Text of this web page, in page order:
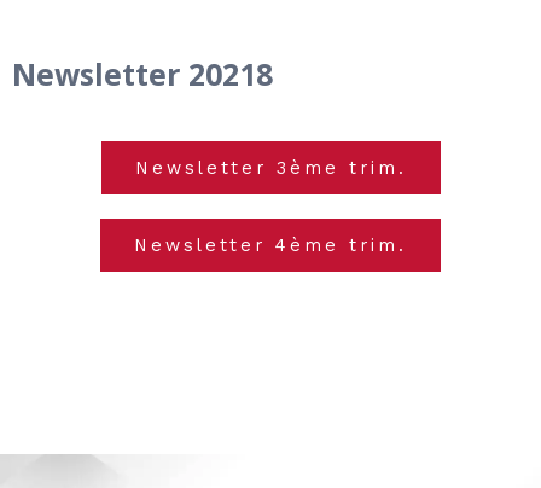
Newsletter 20218
Newsletter 3ème trim.
Newsletter 4ème trim.